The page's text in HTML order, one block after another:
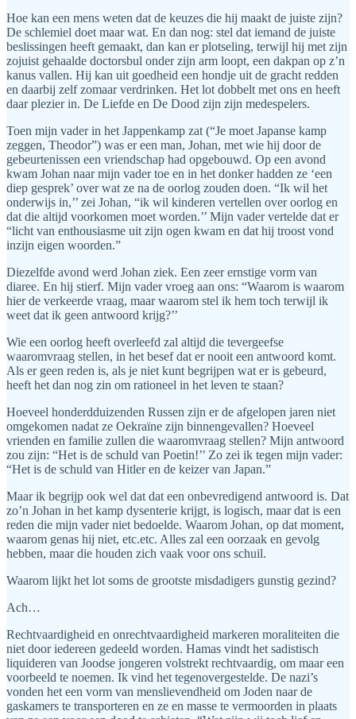
Hoe kan een mens weten dat de keuzes die hij maakt de juiste zijn?
De schlemiel doet maar wat. En dan nog: stel dat iemand de juiste
beslissingen heeft gemaakt, dan kan er plotseling, terwijl hij met zijn
zojuist gehaalde doctorsbul onder zijn arm loopt, een dakpan op z’n
kanus vallen. Hij kan uit goedheid een hondje uit de gracht redden
en daarbij zelf zomaar verdrinken. Het lot dobbelt met ons en heeft
daar plezier in. De Liefde en De Dood zijn zijn medespelers.
Toen mijn vader in het Jappenkamp zat (“Je moet Japanse kamp
zeggen, Theodor”) was er een man, Johan, met wie hij door de
gebeurtenissen een vriendschap had opgebouwd. Op een avond
kwam Johan naar mijn vader toe en in het donker hadden ze ‘een
diep gesprek’ over wat ze na de oorlog zouden doen. “Ik wil het
onderwijs in,’’ zei Johan, “ik wil kinderen vertellen over oorlog en
dat die altijd voorkomen moet worden.’’ Mijn vader vertelde dat er
“licht van enthousiasme uit zijn ogen kwam en dat hij troost vond
inzijn eigen woorden.”
Diezelfde avond werd Johan ziek. Een zeer ernstige vorm van
diaree. En hij stierf. Mijn vader vroeg aan ons: “Waarom is waarom
hier de verkeerde vraag, maar waarom stel ik hem toch terwijl ik
weet dat ik geen antwoord krijg?’’
Wie een oorlog heeft overleefd zal altijd die tevergeefse
waaromvraag stellen, in het besef dat er nooit een antwoord komt.
Als er geen reden is, als je niet kunt begrijpen wat er is gebeurd,
heeft het dan nog zin om rationeel in het leven te staan?
Hoeveel honderdduizenden Russen zijn er de afgelopen jaren niet
omgekomen nadat ze Oekraïne zijn binnengevallen? Hoeveel
vrienden en familie zullen die waaromvraag stellen? Mijn antwoord
zou zijn: “Het is de schuld van Poetin!’’ Zo zei ik tegen mijn vader:
“Het is de schuld van Hitler en de keizer van Japan.”
Maar ik begrijp ook wel dat dat een onbevredigend antwoord is. Dat
zo’n Johan in het kamp dysenterie krijgt, is logisch, maar dat is een
reden die mijn vader niet bedoelde. Waarom Johan, op dat moment,
waarom genas hij niet, etc.etc. Alles zal een oorzaak en gevolg
hebben, maar die houden zich vaak voor ons schuil.
Waarom lijkt het lot soms de grootste misdadigers gunstig gezind?
Ach…
Rechtvaardigheid en onrechtvaardigheid markeren moraliteiten die
niet door iedereen gedeeld worden. Hamas vindt het sadistisch
liquideren van Joodse jongeren volstrekt rechtvaardig, om maar een
voorbeeld te noemen. Ik vind het tegenovergestelde. De nazi’s
vonden het een vorm van menslievendheid om Joden naar de
gaskamers te transporteren en ze en masse te vermoorden in plaats